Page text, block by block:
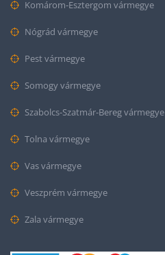
Komárom-Esztergom vármegye
Nógrád vármegye
Pest vármegye
Somogy vármegye
Szabolcs-Szatmár-Bereg vármegye
Tolna vármegye
Vas vármegye
Veszprém vármegye
Zala vármegye